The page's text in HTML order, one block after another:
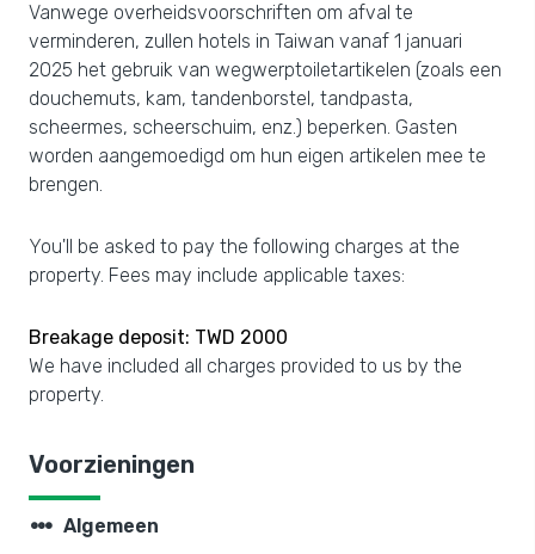
Vanwege overheidsvoorschriften om afval te
verminderen, zullen hotels in Taiwan vanaf 1 januari
2025 het gebruik van wegwerptoiletartikelen (zoals een
douchemuts, kam, tandenborstel, tandpasta,
scheermes, scheerschuim, enz.) beperken. Gasten
worden aangemoedigd om hun eigen artikelen mee te
brengen.
You'll be asked to pay the following charges at the
property. Fees may include applicable taxes:
Breakage deposit: TWD 2000
We have included all charges provided to us by the
property.
Voorzieningen
steppers Algemeen